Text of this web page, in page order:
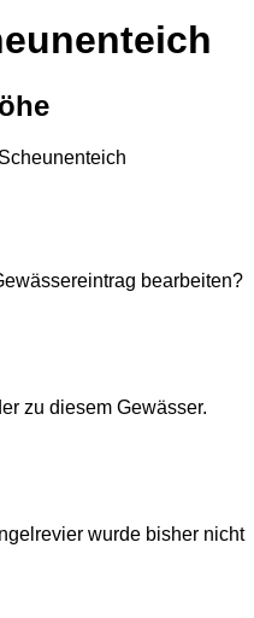
bearbeiten?
zu diesem Gewässer.
wurde bisher nicht